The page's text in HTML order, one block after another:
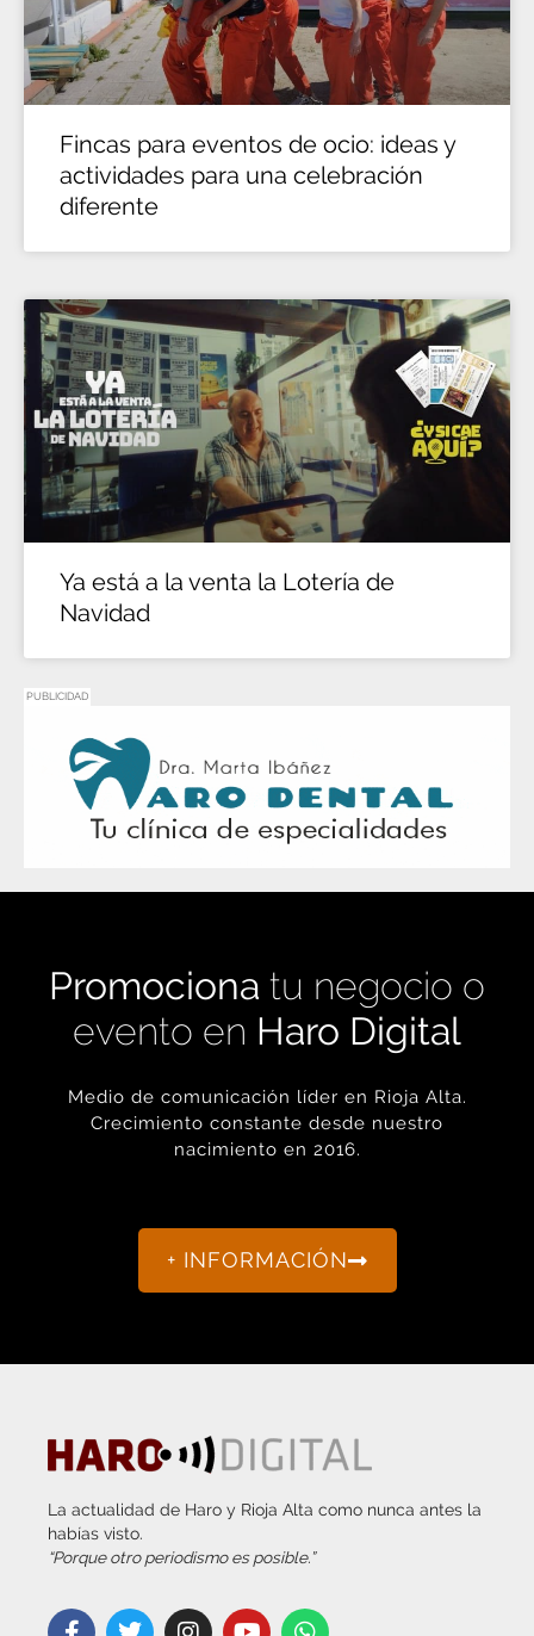
Fincas para eventos de ocio: ideas y
actividades para una celebración
diferente
Ya está a la venta la Lotería de
Navidad
PUBLICIDAD
Promociona tu negocio o
evento en Haro Digital
Medio de comunicación líder en Rioja Alta.
Crecimiento constante desde nuestro
nacimiento en 2016.
+ INFORMACIÓN
La actualidad de Haro y Rioja Alta como nunca antes la
habías visto.
“Porque otro periodismo es posible.”